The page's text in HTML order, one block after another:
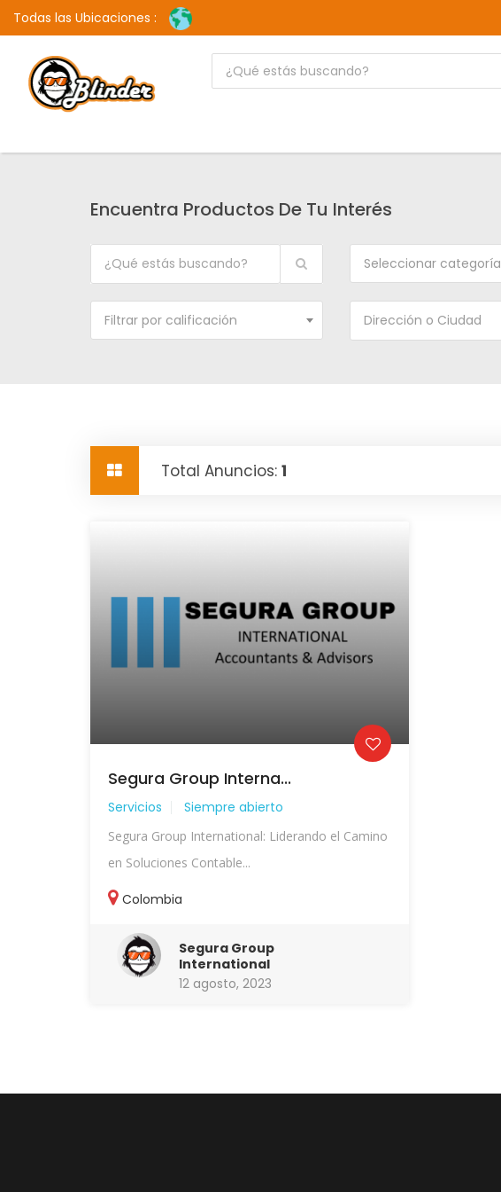
Todas las Ubicaciones :
Encuentra Productos De Tu Interés
Seleccionar categoría
Filtrar por calificación
Total Anuncios: 1
Segura Group Interna...
Servicios Siempre abierto
Segura Group International: Liderando el Camino
en Soluciones Contable...
Colombia
Segura Group
International
12 agosto, 2023